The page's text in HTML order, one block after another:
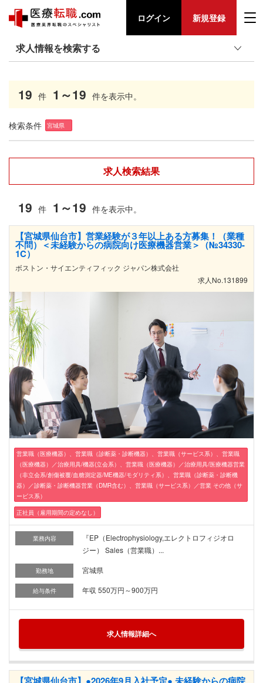
ログイン 新規登録
求人情報を検索する
19 件 1～19 件を表示中。
検索条件 宮城県
求人検索結果
19 件 1～19 件を表示中。
【宮城県仙台市】営業経験が３年以上ある方募集！（業種
不問）＜未経験からの病院向け医療機器営業＞（№34330-
1C）
ボストン・サイエンティフィック ジャパン株式会社
求人No.131899
営業職（医療機器）、営業職（診断薬・診断機器）、営業職（サービス系）、営業職
（医療機器）／治療用具/機器(立会系）、営業職（医療機器）／治療用具/医療機器営業
（非立会系/創傷被覆/血糖測定器/ME機器/モダリティ系）、営業職（診断薬・診断機
器）／診断薬・診断機器営業（DMR含む）、営業職（サービス系）／営業 その他（サ
ービス系）
正社員（雇用期間の定めなし）
業務内容
『EP（Electrophysiology,エレクトロフィジオロ
ジー） Sales（営業職）...
勤務地 宮城県
給与条件 年収 550万円～900万円
求人情報詳細へ